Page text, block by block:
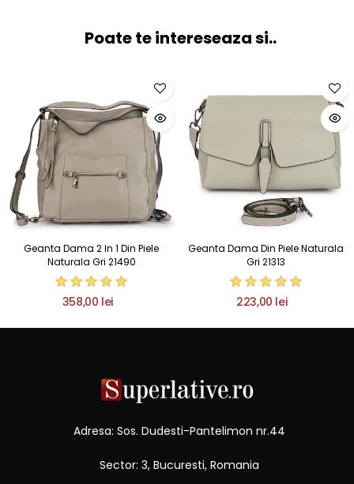
Poate te intereseaza si..
Geanta Dama 2 In 1 Din Piele
Naturala Gri 21490
358,00 lei
Geanta Dama Din Piele Naturala
Gri 21313
223,00 lei
Adresa: Sos. Dudesti-Pantelimon nr.44
Sector: 3, Bucuresti, Romania